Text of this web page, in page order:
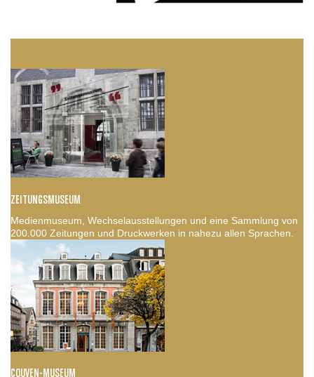
ZEITUNGSMUSEUM
Medienmuseum, Wechselausstellungen und eine Sammlung von
200.000 Zeitungen und Druckwerken in nahezu allen Sprachen.
COUVEN-MUSEUM